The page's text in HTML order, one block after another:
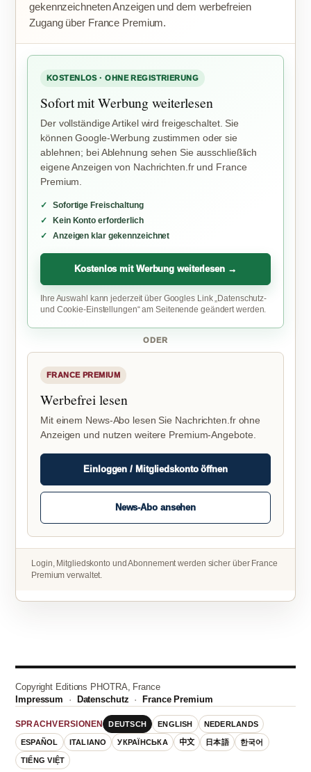
gekennzeichneten Anzeigen und dem werbefreien
Zugang über France Premium.
KOSTENLOS · OHNE REGISTRIERUNG
Sofort mit Werbung weiterlesen
Der vollständige Artikel wird freigeschaltet. Sie
können Google-Werbung zustimmen oder sie
ablehnen; bei Ablehnung sehen Sie ausschließlich
eigene Anzeigen von Nachrichten.fr und France
Premium.
Sofortige Freischaltung
Kein Konto erforderlich
Anzeigen klar gekennzeichnet
Kostenlos mit Werbung weiterlesen →
Ihre Auswahl kann jederzeit über Googles Link „Datenschutz-
und Cookie-Einstellungen“ am Seitenende geändert werden.
ODER
FRANCE PREMIUM
Werbefrei lesen
Mit einem News-Abo lesen Sie Nachrichten.fr ohne
Anzeigen und nutzen weitere Premium-Angebote.
Einloggen / Mitgliedskonto öffnen
News-Abo ansehen
Login, Mitgliedskonto und Abonnement werden sicher über France
Premium verwaltet.
Copyright Editions PHOTRA, France
Impressum · Datenschutz · France Premium
SPRACHVERSIONEN DEUTSCH ENGLISH NEDERLANDS
ESPAÑOL ITALIANO УКРАЇНСЬКА 中文 日本語 한국어
TIẾNG VIỆT